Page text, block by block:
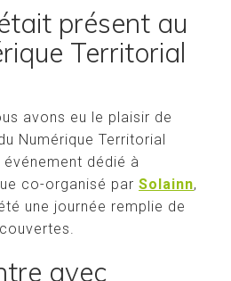
présent au
Territorial
avons eu le plaisir de
Numérique Territorial
dédié à
co-organisé par Solainn,
une journée remplie de
avec